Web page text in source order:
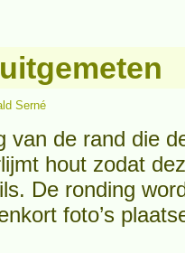
Serné
van de rand die
hout zodat
De ronding
foto’s